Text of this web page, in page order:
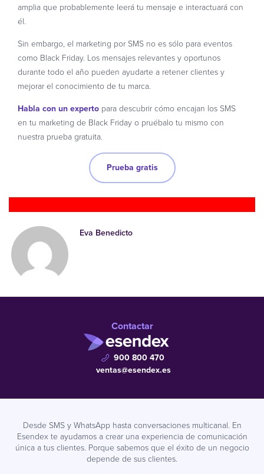
amplia que probablemente leerá tu mensaje e interactuará con
él.
Sin embargo, el marketing por SMS no es sólo para eventos
como Black Friday. Los mensajes relevantes y oportunos
durante todo el año pueden ayudarte a retener clientes y
mejorar el conocimiento de tu marca.
Habla con un experto para descubrir cómo encajan los SMS
en tu marketing de Black Friday o pruébalo tu mismo con
nuestra prueba gratuita.
Prueba gratis
Eva Benedicto
Contactar
900 800 470
ventas@esendex.es
Desde SMS y WhatsApp hasta conversaciones multicanal. En
Esendex te ayudamos a crear una experiencia de comunicación
única a tus clientes. Porque sabemos que el éxito de un negocio
depende de sus clientes.